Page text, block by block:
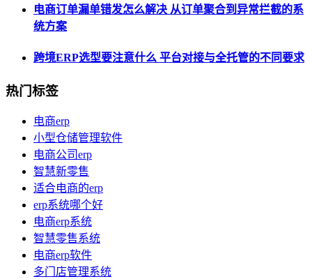
电商订单漏单错发怎么解决 从订单聚合到异常拦截的系
统方案
跨境ERP选型要注意什么 平台对接与全托管的不同要求
热门标签
电商erp
小型仓储管理软件
电商公司erp
智慧新零售
适合电商的erp
erp系统哪个好
电商erp系统
智慧零售系统
电商erp软件
多门店管理系统